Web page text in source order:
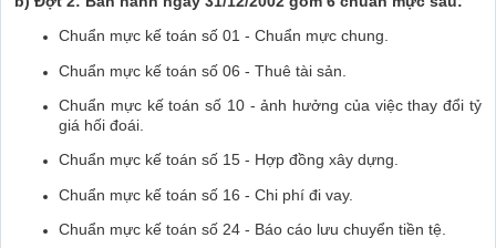
Chuẩn mực kế toán số 01 - Chuẩn mực chung.
Chuẩn mực kế toán số 06 - Thuê tài sản.
Chuẩn mực kế toán số 10 - ảnh hưởng của việc thay đổi tỷ
giá hối đoái.
Chuẩn mực kế toán số 15 - Hợp đồng xây dựng.
Chuẩn mực kế toán số 16 - Chi phí đi vay.
Chuẩn mực kế toán số 24 - Báo cáo lưu chuyển tiền tệ.